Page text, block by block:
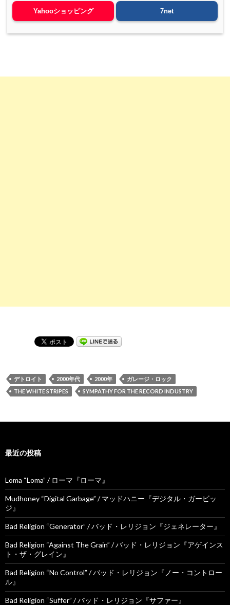
Yahooショッピング 7net
デトロイト 2000年代 2000年
ガレージ・ロック
THE WHITE STRIPES
SYMPATHY FOR THE RECORD INDUSTRY
最近の投稿
Loma “Loma” / ローマ『ローマ』
Mudhoney “Digital Garbage” / マッドハニー『デジタル・ガービッ
ジ』
Bad Religion “Generator” / バッド・レリジョン『ジェネレーター』
Bad Religion “Against The Grain” / バッド・レリジョン『アゲインス
ト・ザ・グレイン』
Bad Religion “No Control” / バッド・レリジョン『ノー・コントロー
ル』
Bad Religion “Suffer” / バッド・レリジョン『サファー』